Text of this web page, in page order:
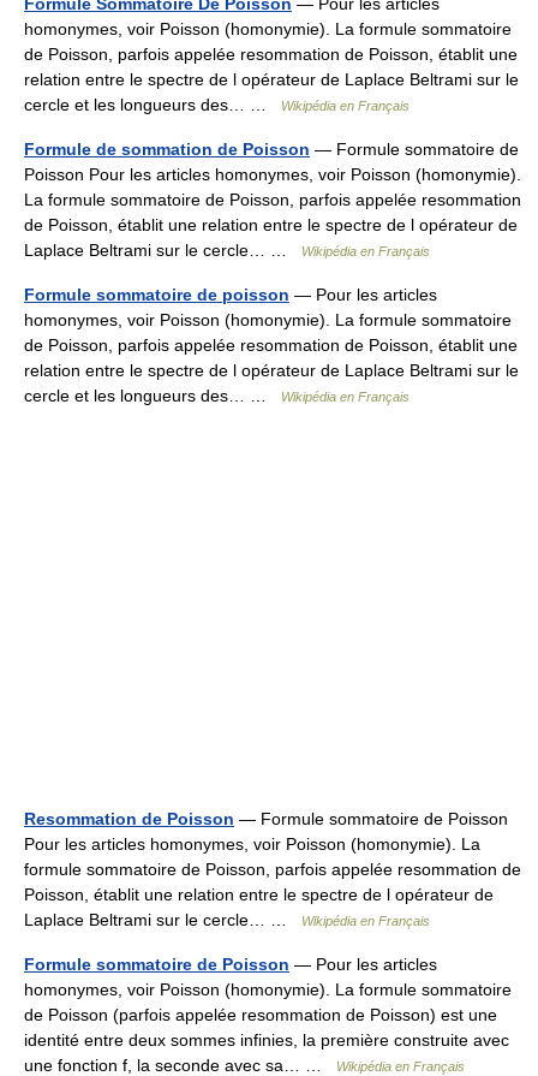
homonymes, voir Poisson (homonymie). La formule sommatoire
de Poisson, parfois appelée resommation de Poisson, établit une
relation entre le spectre de l opérateur de Laplace Beltrami sur le
cercle et les longueurs des… …
Wikipédia en Français
Formule de sommation de Poisson — Formule sommatoire de
Poisson Pour les articles homonymes, voir Poisson (homonymie).
La formule sommatoire de Poisson, parfois appelée resommation
de Poisson, établit une relation entre le spectre de l opérateur de
Laplace Beltrami sur le cercle… …
Wikipédia en Français
Formule sommatoire de poisson — Pour les articles
homonymes, voir Poisson (homonymie). La formule sommatoire
de Poisson, parfois appelée resommation de Poisson, établit une
relation entre le spectre de l opérateur de Laplace Beltrami sur le
cercle et les longueurs des… …
Wikipédia en Français
Resommation de Poisson — Formule sommatoire de Poisson
Pour les articles homonymes, voir Poisson (homonymie). La
formule sommatoire de Poisson, parfois appelée resommation de
Poisson, établit une relation entre le spectre de l opérateur de
Laplace Beltrami sur le cercle… …
Wikipédia en Français
Formule sommatoire de Poisson — Pour les articles
homonymes, voir Poisson (homonymie). La formule sommatoire
de Poisson (parfois appelée resommation de Poisson) est une
identité entre deux sommes infinies, la première construite avec
une fonction f, la seconde avec sa… …
Wikipédia en Français